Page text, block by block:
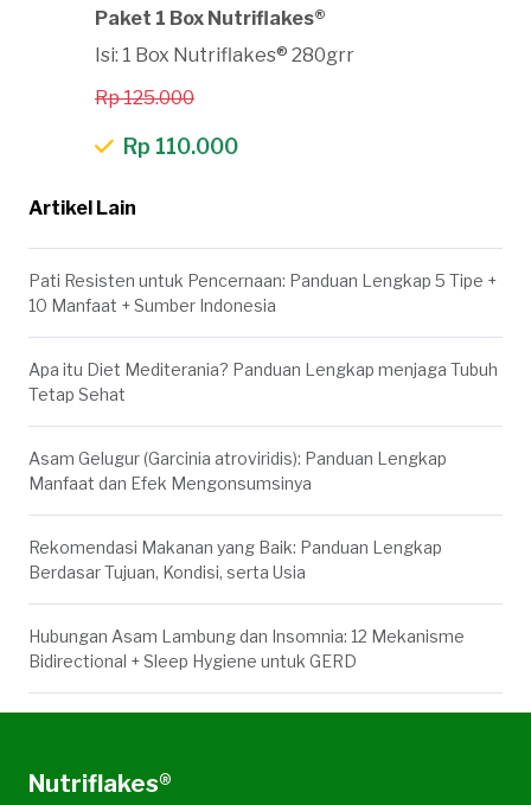
Paket 1 Box Nutriflakes®
Isi: 1 Box Nutriflakes® 280grr
Rp 125.000
Rp 110.000
Artikel Lain
Pati Resisten untuk Pencernaan: Panduan Lengkap 5 Tipe +
10 Manfaat + Sumber Indonesia
Apa itu Diet Mediterania? Panduan Lengkap menjaga Tubuh
Tetap Sehat
Asam Gelugur (Garcinia atroviridis): Panduan Lengkap
Manfaat dan Efek Mengonsumsinya
Rekomendasi Makanan yang Baik: Panduan Lengkap
Berdasar Tujuan, Kondisi, serta Usia
Hubungan Asam Lambung dan Insomnia: 12 Mekanisme
Bidirectional + Sleep Hygiene untuk GERD
Nutriflakes®